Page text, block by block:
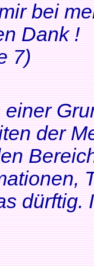
bei
Dank !
7)
der
dürftig.